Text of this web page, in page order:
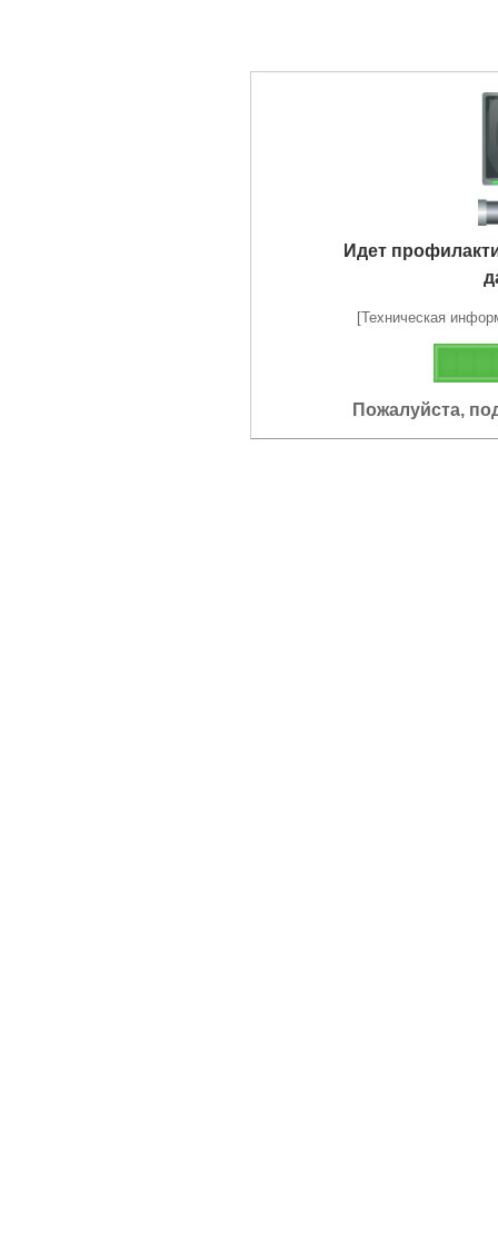
Идет
[Техническая
Пожалуйста,